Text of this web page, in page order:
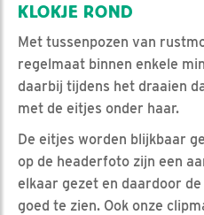
KLOKJE ROND
Met tussenpozen van
regelmaat binnen enkele
daarbij tijdens het draaien
met de eitjes onder haar.
De eitjes worden blijkbaar
op de headerfoto zijn een
elkaar gezet en daardoor
goed te zien. Ook onze